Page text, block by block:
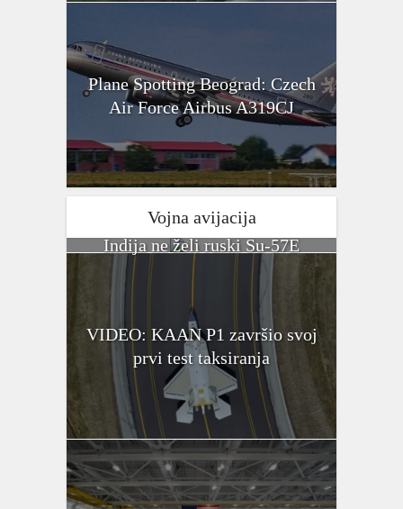
Plane Spotting Beograd: Czech
Air Force Airbus A319CJ
Vojna avijacija
Indija ne želi ruski Su-57E
VIDEO: KAAN P1 završio svoj
prvi test taksiranja